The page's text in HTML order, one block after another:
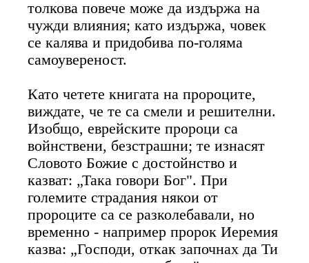
толкова повече може да издържа на
чужди влияния; като издържа, човек
се калява и придобива по-голяма
самоувереност.
Като четете книгата на пророците,
виждате, че те са смели и решителни.
Изобщо, еврейските пророци са
войнствени, безстрашни; те изнасят
Словото Божие с достойнство и
казват: „Така говори Бог". При
големите страдания някои от
пророците са се разколебавали, но
временно - например пророк Иеремия
казва: „Господи, откак започнах да Ти